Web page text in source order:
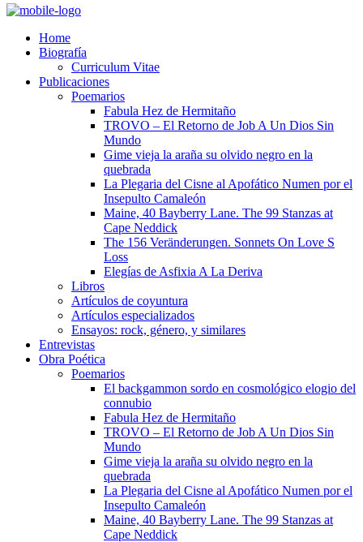
Home
Biografía
Curriculum Vitae​
Publicaciones
Poemarios
Fabula Hez de Hermitaño
TROVO – El Retorno de Job A Un Dios Sin
Mundo
Gime vieja la araña su olvido negro en la
quebrada
La Plegaria del Cisne al Apofático Numen por el
Insepulto Camaleón
Maine, 40 Bayberry Lane. The 99 Stanzas at
Cape Neddick
The 156 Veränderungen. Sonnets On Love S
Loss
Elegías de Asfixia A La Deriva
Libros
Artículos de coyuntura
Artículos especializados
Ensayos: rock, género, y similares
Entrevistas
Obra Poética
Poemarios
El backgammon sordo en cosmológico elogio del
connubio
Fabula Hez de Hermitaño
TROVO – El Retorno de Job A Un Dios Sin
Mundo
Gime vieja la araña su olvido negro en la
quebrada
La Plegaria del Cisne al Apofático Numen por el
Insepulto Camaleón
Maine, 40 Bayberry Lane. The 99 Stanzas at
Cape Neddick